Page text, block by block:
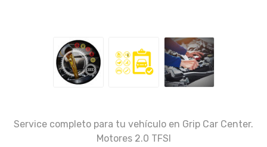
Service completo para tu vehículo en Grip Car Center.
Motores 2.0 TFSI